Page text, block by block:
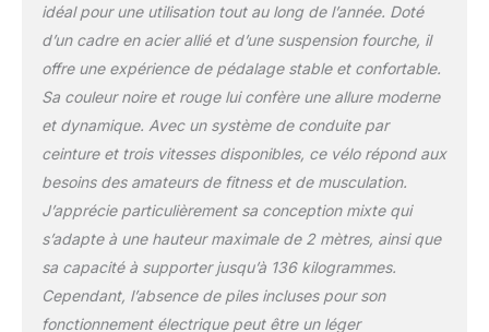
chargement usb pour vos appareils
électroniques
idéal pour une utilisation tout au long de l’année. Doté
d’un cadre en acier allié et d’une suspension fourche, il
offre une expérience de pédalage stable et confortable.
Sa couleur noire et rouge lui confère une allure moderne
et dynamique. Avec un système de conduite par
ceinture et trois vitesses disponibles, ce vélo répond aux
besoins des amateurs de fitness et de musculation.
J’apprécie particulièrement sa conception mixte qui
s’adapte à une hauteur maximale de 2 mètres, ainsi que
sa capacité à supporter jusqu’à 136 kilogrammes.
Cependant, l’absence de piles incluses pour son
fonctionnement électrique peut être un léger